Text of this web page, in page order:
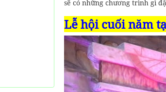
sẽ có những chương trình gì
Lễ hội cuối năm